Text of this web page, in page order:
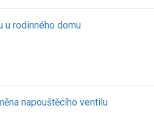
u rodinného domu
napouštěcího ventilu